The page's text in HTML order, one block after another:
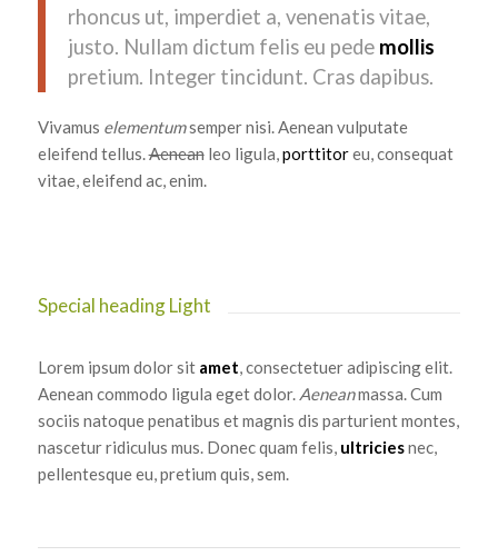
rhoncus ut, imperdiet a, venenatis vitae,
justo. Nullam dictum felis eu pede mollis
pretium. Integer tincidunt. Cras dapibus.
Vivamus elementumsemper nisi. Aenean vulputate
eleifend tellus.Aeneanleo ligula, porttitoreu, consequat
vitae, eleifend ac, enim.
Special heading Light
Lorem ipsum dolor sit amet , consectetuer adipiscing elit.
Aenean commodo ligula eget dolor. Aeneanmassa. Cum
sociis natoque penatibus et magnis dis parturient montes,
nascetur ridiculus mus. Donec quam felis, ultriciesnec,
pellentesque eu, pretium quis, sem.